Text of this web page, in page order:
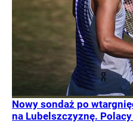
Nowy sondaż po
na Lubelszczyznę.